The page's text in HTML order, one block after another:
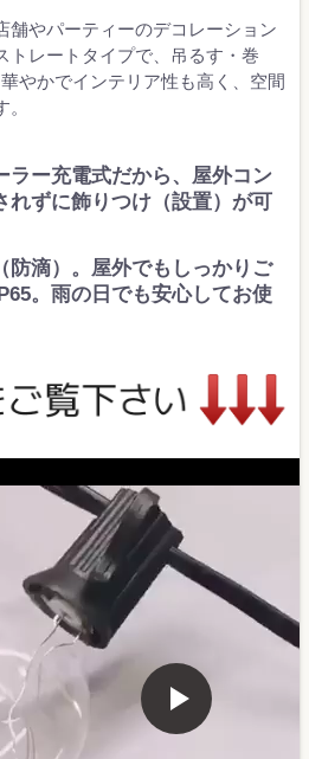
舗やパーティーのデコレーション
トレートタイプで、吊るす・巻
やかでインテリア性も高く、空間
ラー充電式だから、屋外コン
れずに飾りつけ（設置）が可
防滴）。屋外でもしっかりご
。雨の日でも安心してお使